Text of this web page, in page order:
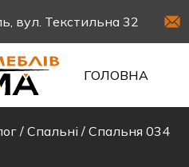
вул. Текстильна 32
ГОЛОВНА
/ Спальні / Спальня 034